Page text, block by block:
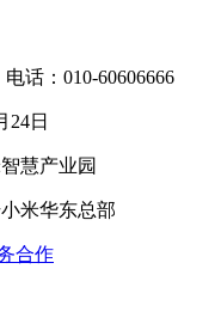
话：010-60606666
24日
慧产业园
米华东总部
合作